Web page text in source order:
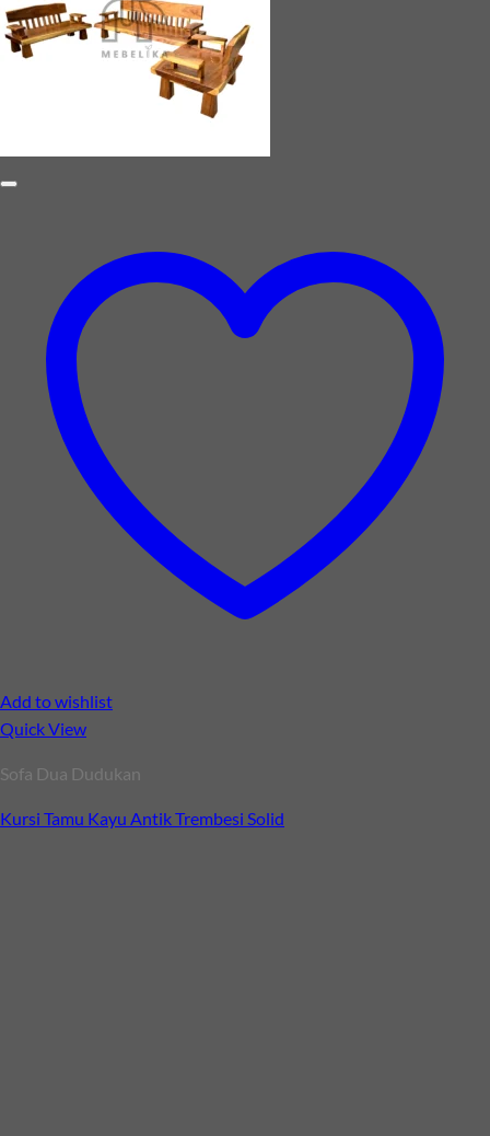
Add to wishlist
Quick View
Sofa Dua Dudukan
Kursi Tamu Kayu Antik Trembesi Solid